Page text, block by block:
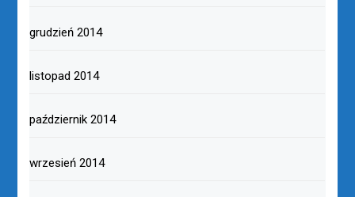
grudzień 2014
listopad 2014
październik 2014
wrzesień 2014